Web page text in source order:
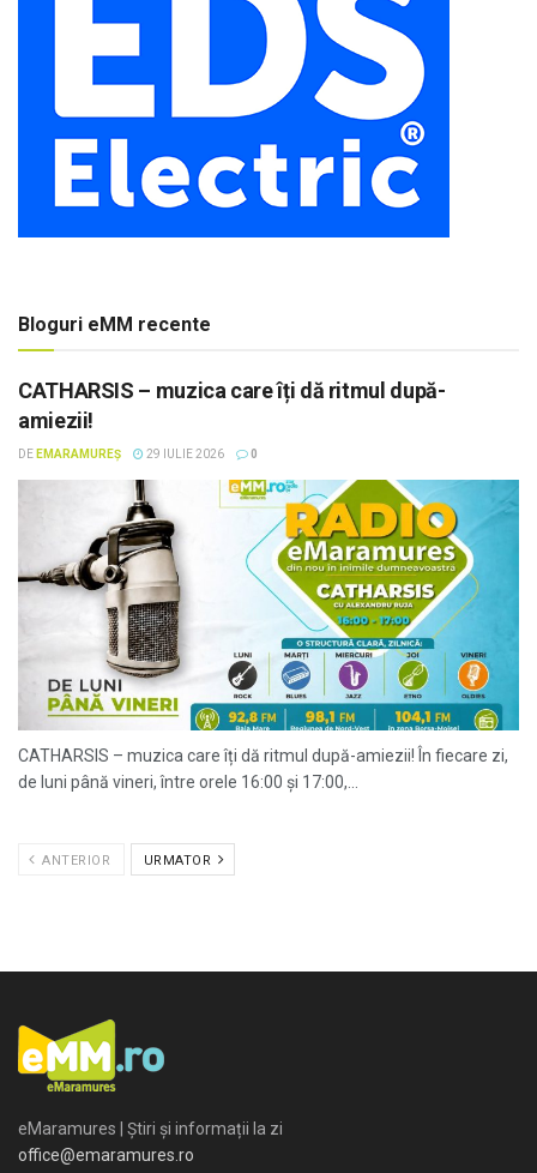
Bloguri eMM recente
CATHARSIS – muzica care îți dă ritmul după-
amiezii!
DE EMARAMUREȘ 29 IULIE 2026 0
CATHARSIS – muzica care îți dă ritmul după-amiezii! În fiecare zi,
de luni până vineri, între orele 16:00 și 17:00,...
ANTERIOR URMATOR
eMaramures | Știri și informații la zi
office@emaramures.ro